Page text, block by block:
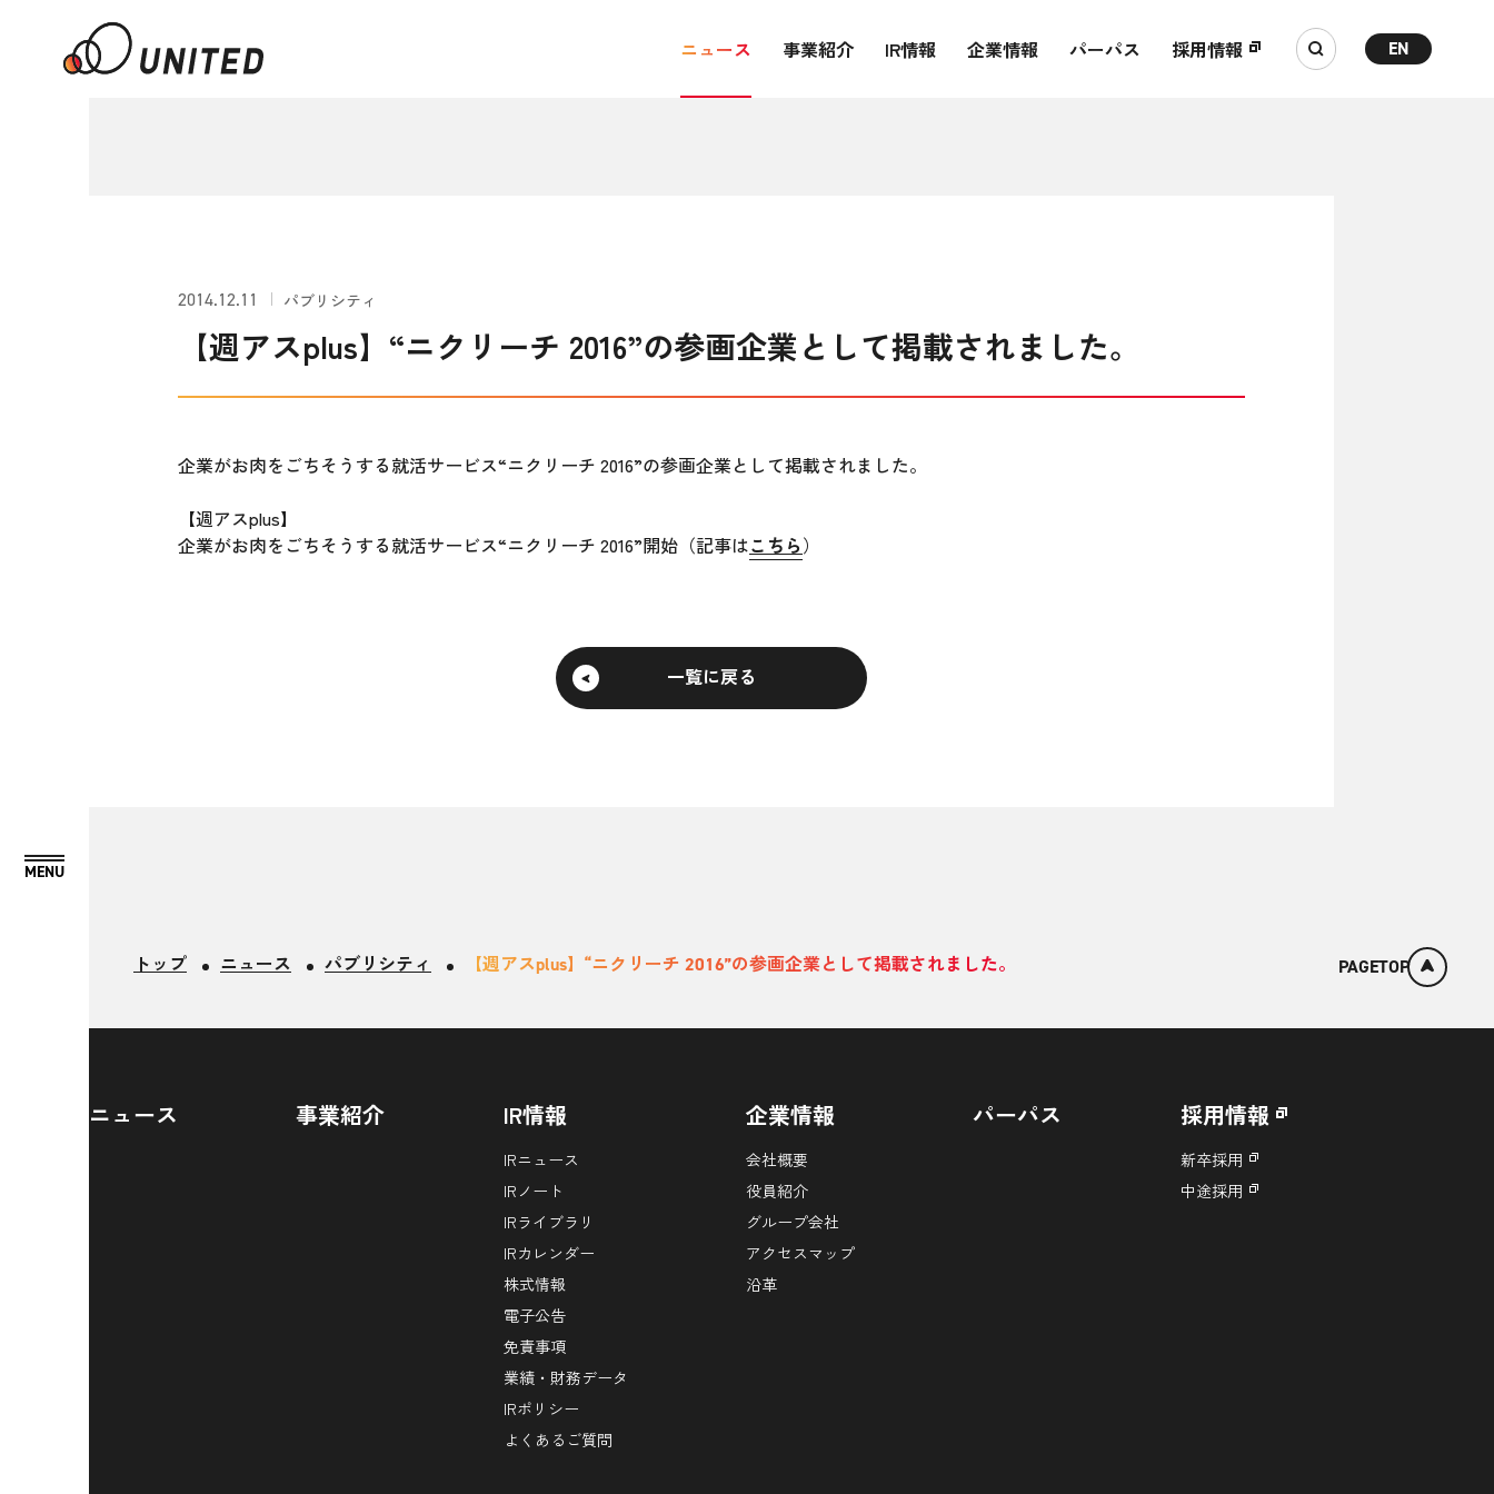
ニュース 事業紹介 IR情報 企業情報 パーパス 採用情報 EN
2014.12.11 パブリシティ
【週アスplus】“ニクリーチ 2016”の参画企業として掲載されました。
企業がお肉をごちそうする就活サービス“ニクリーチ 2016”の参画企業として掲載されました。
【週アスplus】
企業がお肉をごちそうする就活サービス“ニクリーチ 2016”開始（記事はこちら）
一覧に戻る
トップ ニュース パブリシティ 【週アスplus】“ニクリーチ 2016”の参画企業として掲載されました。 PAGETOP
ニュース 事業紹介 IR情報
IRニュース
IRノート
IRライブラリ
IRカレンダー
株式情報
電子公告
免責事項
業績・財務データ
IRポリシー
よくあるご質問
企業情報
会社概要
役員紹介
グループ会社
アクセスマップ
沿革
パーパス 採用情報
新卒採用
中途採用